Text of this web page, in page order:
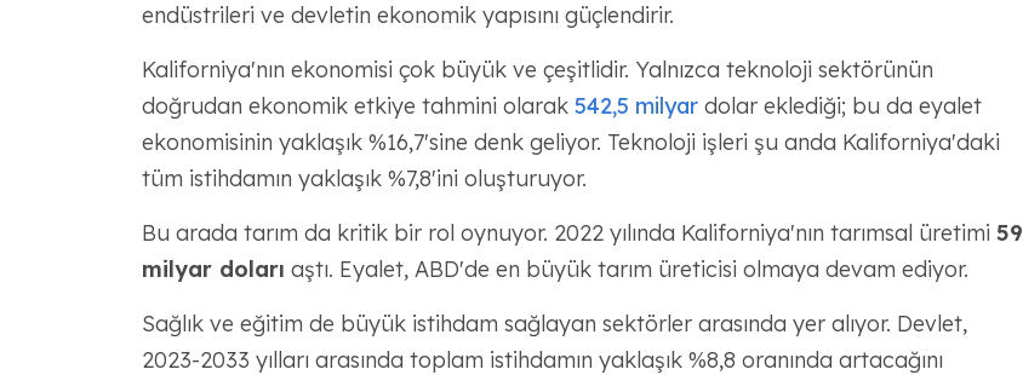
endüstrileri ve devletin ekonomik yapısını güçlendirir.
Kaliforniya'nın ekonomisi çok büyük ve çeşitlidir. Yalnızca teknoloji sektörünün
doğrudan ekonomik etkiye tahmini olarak 542,5 milyardolar eklediği; bu da eyalet
ekonomisinin yaklaşık %16,7'sine denk geliyor. Teknoloji işleri şu anda Kaliforniya'daki
tüm istihdamın yaklaşık %7,8'ini oluşturuyor.
Bu arada tarım da kritik bir rol oynuyor. 2022 yılında Kaliforniya'nın tarımsal üretimi 59
milyar doları aştı. Eyalet, ABD'de en büyük tarım üreticisi olmaya devam ediyor.
Sağlık ve eğitim de büyük istihdam sağlayan sektörler arasında yer alıyor. Devlet,
2023-2033 yılları arasında toplam istihdamın yaklaşık %8,8 oranında artacağını